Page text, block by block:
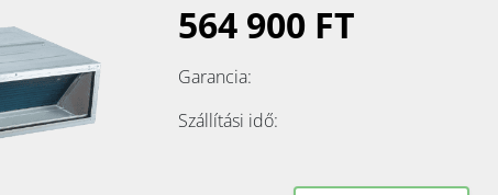
564 900 FT
Garancia:
Szállítási idő: